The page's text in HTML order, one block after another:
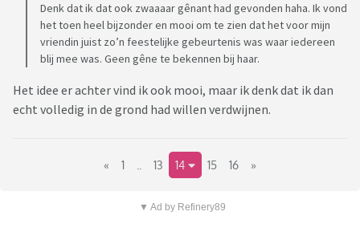
Denk dat ik dat ook zwaaaar gênant had gevonden haha. Ik vond
het toen heel bijzonder en mooi om te zien dat het voor mijn
vriendin juist zo’n feestelijke gebeurtenis was waar iedereen
blij mee was. Geen gêne te bekennen bij haar.
Het idee er achter vind ik ook mooi, maar ik denk dat ik dan
echt volledig in de grond had willen verdwijnen.
« 1 13 14 15 16 »
▼ Ad by Refinery89